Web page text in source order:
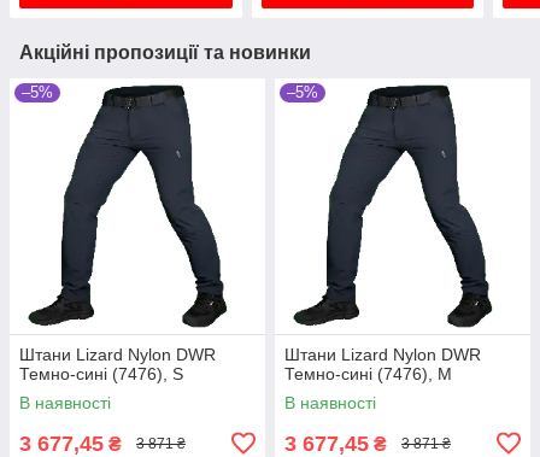
Акційні пропозиції та новинки
–5%
Штани Lizard Nylon DWR
Темно-сині (7476), S
В наявності
3 677,45 ₴ 3 871 ₴
–5%
Штани Lizard Nylon DWR
Темно-сині (7476), M
В наявності
3 677,45 ₴ 3 871 ₴